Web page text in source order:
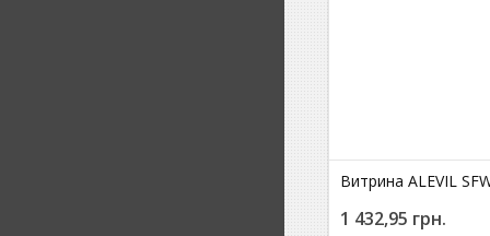
Витрина ALEVIL
1 432,95 грн.